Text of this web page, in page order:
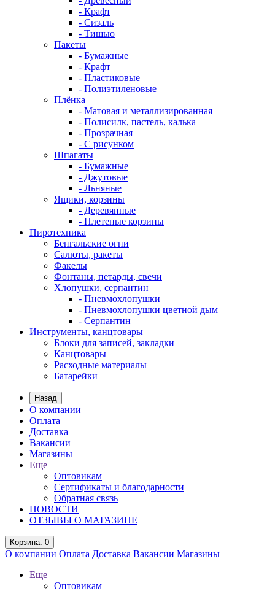
- Крафт
- Сизаль
- Тишью
Пакеты
- Бумажные
- Крафт
- Пластиковые
- Полиэтиленовые
Плёнка
- Матовая и металлизированная
- Полисилк, пастель, калька
- Прозрачная
- С рисунком
Шпагаты
- Бумажные
- Джутовые
- Льняные
Ящики, корзины
- Деревянные
- Плетеные корзины
Пиротехника
Бенгальские огни
Салюты, ракеты
Факелы
Фонтаны, петарды, свечи
Хлопушки, серпантин
- Пневмохлопушки
- Пневмохлопушки цветной дым
- Серпантин
Инструменты, канцтовары
Блоки для записей, закладки
Канцтовары
Расходные материалы
Батарейки
Назад
О компании
Оплата
Доставка
Вакансии
Магазины
Еще
Оптовикам
Сертификаты и благодарности
Обратная связь
НОВОСТИ
ОТЗЫВЫ О МАГАЗИНЕ
Корзина: 0
О компании Оплата Доставка Вакансии Магазины
Еще
Оптовикам